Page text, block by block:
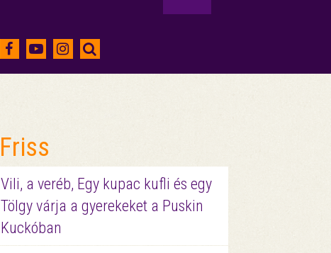
Friss
Vili, a veréb, Egy kupac kufli és egy
Tölgy várja a gyerekeket a Puskin
Kuckóban